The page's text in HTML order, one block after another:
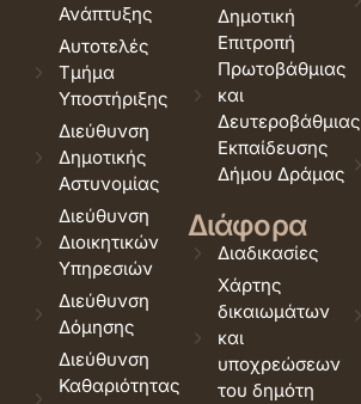
Ανάπτυξης
Αυτοτελές
Τμήμα
Υποστήριξης
Διεύθυνση
Δημοτικής
Αστυνομίας
Διεύθυνση
Διοικητικών
Υπηρεσιών
Διεύθυνση
Δόμησης
Διεύθυνση
Καθαριότητας
Δημοτική
Επιτροπή
Πρωτοβάθμιας
και
Δευτεροβάθμιας
Εκπαίδευσης
Δήμου Δράμας
Διάφορα
Διαδικασίες
Χάρτης
δικαιωμάτων
και
υποχρεώσεων
του δημότη